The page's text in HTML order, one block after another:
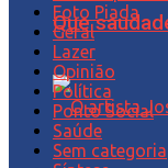
Que
Foto Piada
Geral
Lazer
Opinião
Política
Ponto Social
Saúde
Sem categoria